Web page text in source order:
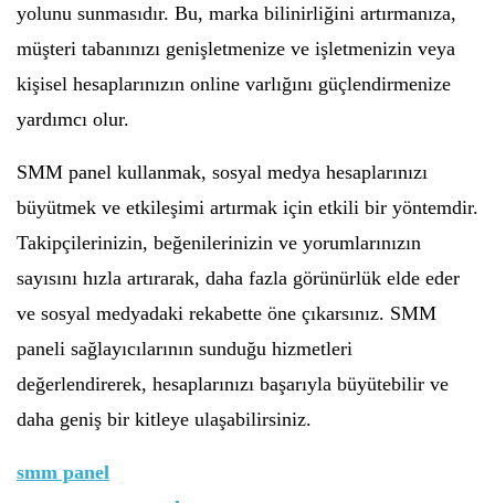
yolunu sunmasıdır. Bu, marka bilinirliğini artırmanıza,
müşteri tabanınızı genişletmenize ve işletmenizin veya
kişisel hesaplarınızın online varlığını güçlendirmenize
yardımcı olur.
SMM panel kullanmak, sosyal medya hesaplarınızı
büyütmek ve etkileşimi artırmak için etkili bir yöntemdir.
Takipçilerinizin, beğenilerinizin ve yorumlarınızın
sayısını hızla artırarak, daha fazla görünürlük elde eder
ve sosyal medyadaki rekabette öne çıkarsınız. SMM
paneli sağlayıcılarının sunduğu hizmetleri
değerlendirerek, hesaplarınızı başarıyla büyütebilir ve
daha geniş bir kitleye ulaşabilirsiniz.
smm panel